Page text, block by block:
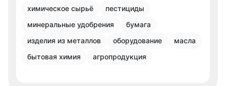
химическое сырьё
пестициды
минеральные удобрения
бумага
изделия из металлов
оборудование
масла
бытовая химия
агропродукция